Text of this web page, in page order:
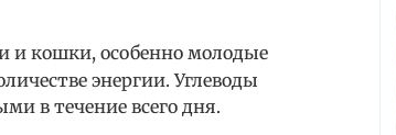
и кошки, особенно молодые
энергии. Углеводы
в течение всего дня.